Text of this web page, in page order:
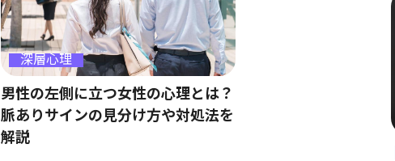
深層心理
男性の左側に立つ女性の心理とは？
脈ありサインの見分け方や対処法を
解説